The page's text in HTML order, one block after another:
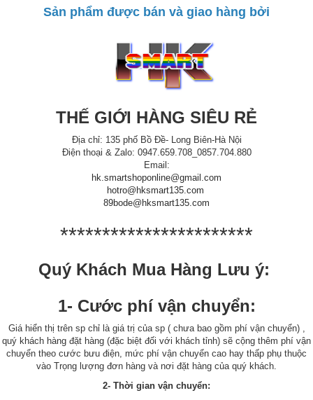
Sản phẩm được bán và giao hàng bởi
THẾ GIỚI HÀNG SIÊU RẺ
Địa chỉ: 135 phố Bồ Đề- Long Biên-Hà Nội
Điện thoại & Zalo: 0947.659.708_0857.704.880
Email:
hk.smartshoponline@gmail.com
hotro@hksmart135.com
89bode@hksmart135.com
***********************
Quý Khách Mua Hàng Lưu ý:
1- Cước phí vận chuyển:
Giá hiển thị trên sp chỉ là giá trị của sp ( chưa bao gồm phí vận chuyển) ,
quý khách hàng đặt hàng (đặc biệt đối với khách tỉnh) sẽ cộng thêm phí vận
chuyển theo cước bưu điện, mức phí vận chuyển cao hay thấp phụ thuộc
vào Trọng lượng đơn hàng và nơi đặt hàng của quý khách.
2- Thời gian vận chuyển: